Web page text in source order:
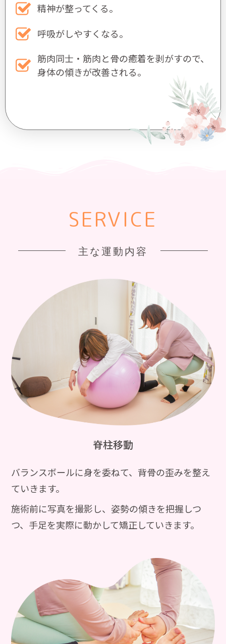
精神が整ってくる。
呼吸がしやすくなる。
筋肉同士・筋肉と骨の癒着を剥がすので、
身体の傾きが改善される。
SERVICE
主な運動内容
脊柱移動
バランスボールに身を委ねて、背骨の歪みを整え
ていきます。
施術前に写真を撮影し、姿勢の傾きを把握しつ
つ、手足を実際に動かして矯正していきます。